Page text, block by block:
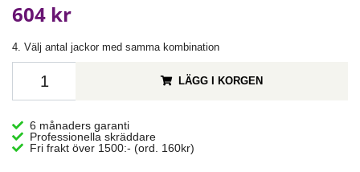
604 kr
4. Välj antal jackor med samma kombination
LÄGG I KORGEN
6 månaders garanti
Professionella skräddare
Fri frakt över 1500:- (ord. 160kr)